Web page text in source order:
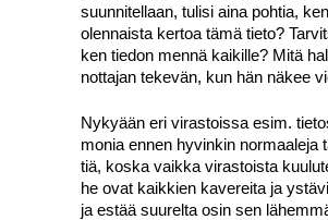
suun­ni­tel­laan, tuli­si aina poh­tia,
olen­nais­ta ker­toa tämä tie­to?
ken tie­don men­nä kai­kil­le? Mitä
not­ta­jan teke­vän, kun hän näkee
Nyky­ään eri viras­tois­sa esim.
monia ennen hyvin­kin nor­maa­le­ja
tiä, kos­ka vaik­ka viras­tois­ta
he ovat kaik­kien kave­rei­ta ja
ja estää suu­rel­ta osin sen